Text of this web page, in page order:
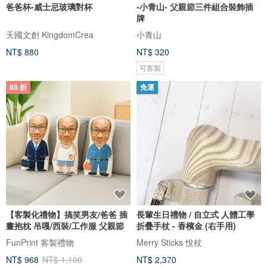
爸爸杯-威士忌玻璃對杯
天國文創 KingdomCrea
NT$ 880
-小青山- 父親節三件組合裝飾插
牌
小青山
NT$ 320
可客製
88 折
【客製化禮物】搞笑男友/爸爸 插
畫抱枕 吊嘎/西裝/工作服 父親節
FunPrint 客製禮物
NT$ 968 NT$ 1,100
免運
長輩生日禮物 / 自立式 人體工學
折疊手杖 - 香檳金 (右手用)
Merry Sticks 悅杖
NT$ 2,370